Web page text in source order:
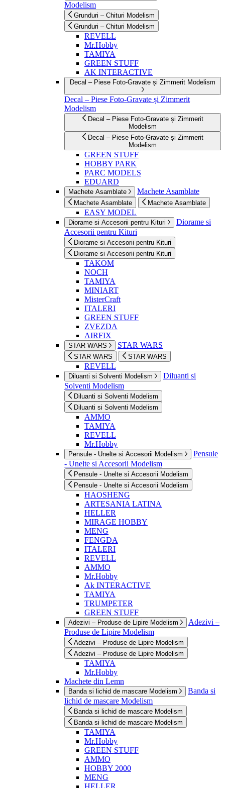
Modelism
Grunduri – Chituri Modelism
Grunduri – Chituri Modelism
REVELL
Mr.Hobby
TAMIYA
GREEN STUFF
AK INTERACTIVE
Decal – Piese Foto-Gravate și Zimmerit Modelism
Decal – Piese Foto-Gravate și Zimmerit
Modelism
Decal – Piese Foto-Gravate și Zimmerit
Modelism
Decal – Piese Foto-Gravate și Zimmerit
Modelism
GREEN STUFF
HOBBY PARK
PARC MODELS
EDUARD
Machete Asamblate Machete Asamblate
Machete Asamblate Machete Asamblate
EASY MODEL
Diorame si Accesorii pentru Kituri
Diorame si
Accesorii pentru Kituri
Diorame si Accesorii pentru Kituri
Diorame si Accesorii pentru Kituri
TAKOM
NOCH
TAMIYA
MINIART
MisterCraft
ITALERI
GREEN STUFF
ZVEZDA
AIRFIX
STAR WARS STAR WARS
STAR WARS STAR WARS
REVELL
Diluanti si Solventi Modelism
Diluanti si
Solventi Modelism
Diluanti si Solventi Modelism
Diluanti si Solventi Modelism
AMMO
TAMIYA
REVELL
Mr.Hobby
Pensule - Unelte si Accesorii Modelism
Pensule
- Unelte si Accesorii Modelism
Pensule - Unelte si Accesorii Modelism
Pensule - Unelte si Accesorii Modelism
HAOSHENG
ARTESANIA LATINA
HELLER
MIRAGE HOBBY
MENG
FENGDA
ITALERI
REVELL
AMMO
Mr.Hobby
Ak INTERACTIVE
TAMIYA
TRUMPETER
GREEN STUFF
Adezivi – Produse de Lipire Modelism
Adezivi –
Produse de Lipire Modelism
Adezivi – Produse de Lipire Modelism
Adezivi – Produse de Lipire Modelism
TAMIYA
Mr.Hobby
Machete din Lemn
Banda si lichid de mascare Modelism
Banda si
lichid de mascare Modelism
Banda si lichid de mascare Modelism
Banda si lichid de mascare Modelism
TAMIYA
Mr.Hobby
GREEN STUFF
AMMO
HOBBY 2000
MENG